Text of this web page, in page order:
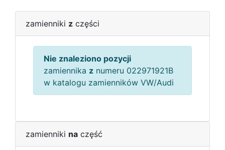
zamienniki z części
Nie znaleziono pozycji
zamiennika z numeru 022971921B
w katalogu zamienników VW/Audi
zamienniki na część